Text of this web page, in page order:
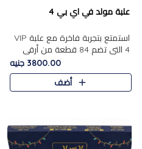
علبة مولد في اي بي 4
استمتع بتجربة فاخرة مع علبة VIP
4 التي تضم 84 قطعة من أرقى
حلويات المولد الشرقية، في تشكيلة
غنية تجمع بين الحلويات التقليدية
والمكسرات الفاخرة. تحتوي العلبة
3800.00 جنيه
أضف